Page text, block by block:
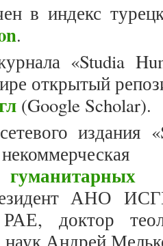
в индекс
.
«Studia
открытый
(Google Scholar).
издания
АНО
РАЕ, доктор